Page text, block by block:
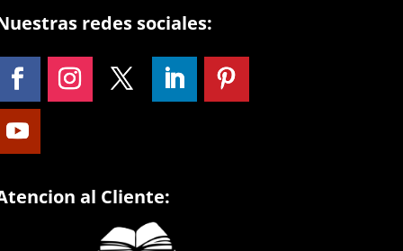
redes sociales:
al Cliente: